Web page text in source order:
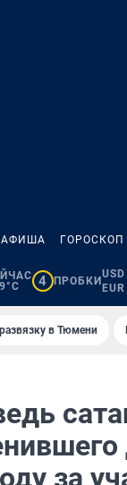
АФИША ГОРОСКОП
4 ПРОБКИ
в Тюмени
за